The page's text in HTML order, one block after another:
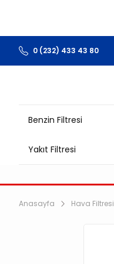
0 (232) 433 43 80
Benzin Filtresi
Yakıt Filtresi
Anasayfa Hava Filtresi